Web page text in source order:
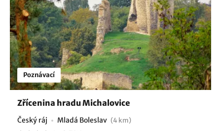
Poznávací
Zřícenina hradu Michalovice
Český ráj Mladá Boleslav (4 km)